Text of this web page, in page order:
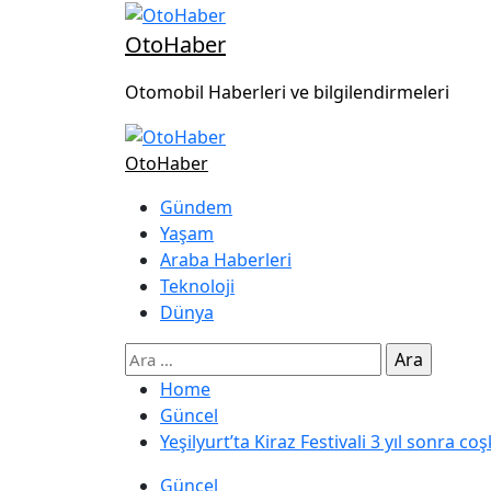
OtoHaber
Otomobil Haberleri ve bilgilendirmeleri
OtoHaber
Gündem
Yaşam
Araba Haberleri
Teknoloji
Dünya
Home
Güncel
Yeşilyurt’ta Kiraz Festivali 3 yıl sonra
Güncel